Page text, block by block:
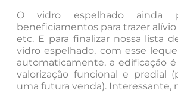
O vidro espelhado ainda
beneficiamentos para trazer alívio
etc. E para finalizar nossa lista
vidro espelhado, com esse
automaticamente, a edificação
valorização funcional e predial
uma futura venda). Interessante,